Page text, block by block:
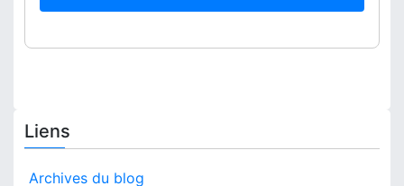
Liens
Archives du blog